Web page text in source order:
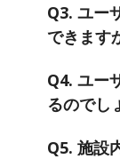
Q3. ユー
できます
Q4. ユー
るのでし
Q5. 施設